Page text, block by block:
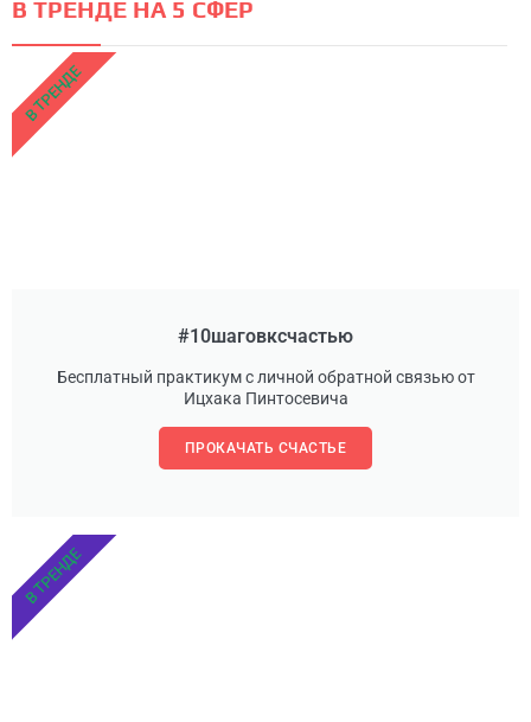
В ТРЕНДЕ НА 5 СФЕР
#10шаговксчастью
Бесплатный практикум с личной обратной связью от
Ицхака Пинтосевича
ПРОКАЧАТЬ СЧАСТЬЕ
В ТРЕНДЕ
В ТРЕНДЕ